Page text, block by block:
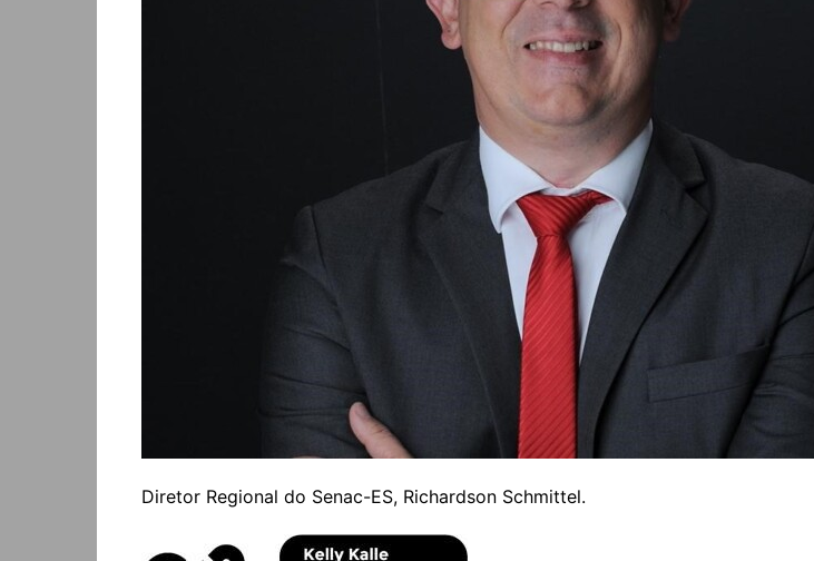
Diretor Regional do Senac-ES, Richardson Schmittel.